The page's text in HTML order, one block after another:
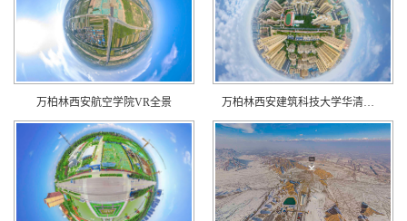
万柏林西安航空学院VR全景 万柏林西安建筑科技大学华清学院VR全景